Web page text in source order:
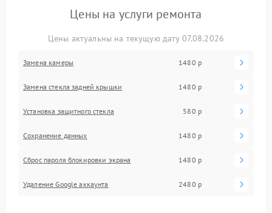
Цены на услуги ремонта
Цены актуальны на текущую дату 07.08.2026
Замена камеры 1480 р
Замена стекла задней крышки 1480 р
Установка защитного стекла 580 р
Сохранение данных 1480 р
Сброс пароля блокировки экрана 1480 р
Удаление Google аккаунта 2480 р